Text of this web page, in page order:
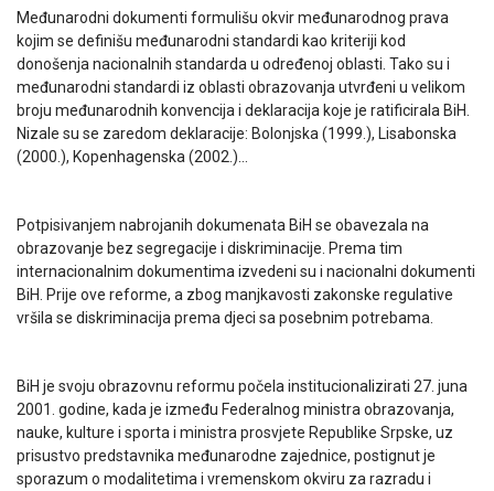
Međunarodni dokumenti formulišu okvir međunarodnog prava
kojim se definišu međunarodni standardi kao kriteriji kod
donošenja nacionalnih standarda u određenoj oblasti. Tako su i
međunarodni standardi iz oblasti obrazovanja utvrđeni u velikom
broju međunarodnih konvencija i deklaracija koje je ratificirala BiH.
Nizale su se zaredom deklaracije: Bolonjska (1999.), Lisabonska
(2000.), Kopenhagenska (2002.)…
Potpisivanjem nabrojanih dokumenata BiH se obavezala na
obrazovanje bez segregacije i diskriminacije. Prema tim
internacionalnim dokumentima izvedeni su i nacionalni dokumenti
BiH. Prije ove reforme, a zbog manjkavosti zakonske regulative
vršila se diskriminacija prema djeci sa posebnim potrebama.
BiH je svoju obrazovnu reformu počela institucionalizirati 27. juna
2001. godine, kada je između Federalnog ministra obrazovanja,
nauke, kulture i sporta i ministra prosvjete Republike Srpske, uz
prisustvo predstavnika međunarodne zajednice, postignut je
sporazum o modalitetima i vremenskom okviru za razradu i